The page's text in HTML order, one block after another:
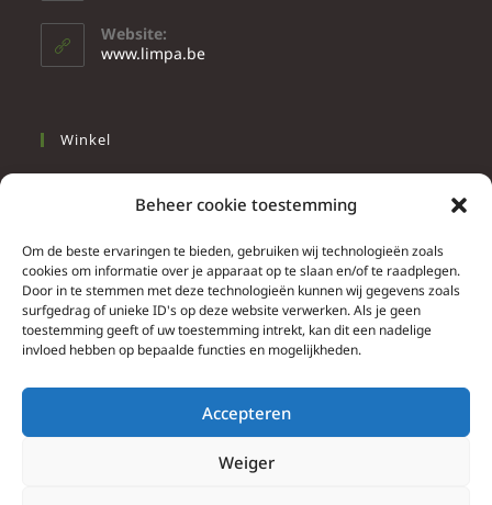
Beheer cookie toestemming
Om de beste ervaringen te bieden, gebruiken wij technologieën zoals
cookies om informatie over je apparaat op te slaan en/of te raadplegen.
Door in te stemmen met deze technologieën kunnen wij gegevens zoals
surfgedrag of unieke ID's op deze website verwerken. Als je geen
toestemming geeft of uw toestemming intrekt, kan dit een nadelige
invloed hebben op bepaalde functies en mogelijkheden.
Accepteren
Weiger
Website:
www.limpa.be
Winkel
Wonen
Info
Contacteer ons